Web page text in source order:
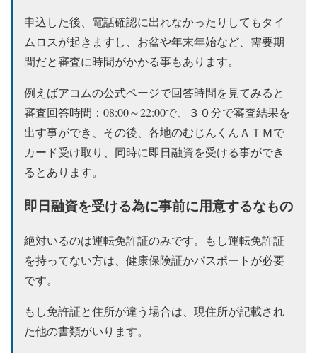
申込した後、電話確認に出れなかったりしてもタイ
ムロスが起きますし、お盆や年末年始など、需要期
間だと審査に時間がかかる事もあります。
例えばアコムの公式ページで回答時間を見てみると
審査回答時間：08:00～22:00で、３０分で審査結果を
出す事ができ、その後、各地のむじんくんＡＴＭで
カード受け取り、同時に即日融資を受ける事ができ
るとあります。
即日融資を受ける為に事前に用意するなもの
絶対いるのは運転免許証のみです。もし運転免許証
を持ってない方は、健康保険証かパスポートが必要
です。
もし免許証と住所が違う場合は、現住所が記載され
た他の書類がいります。